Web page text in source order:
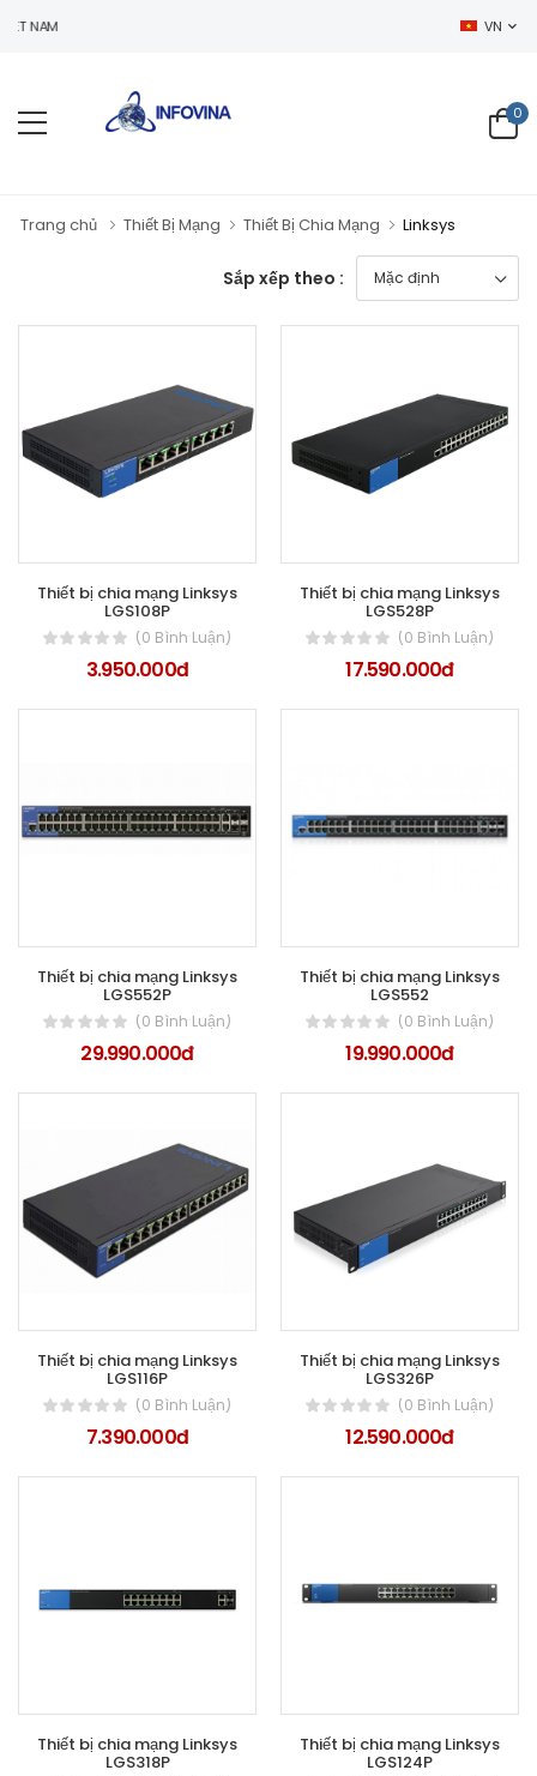
VN
0
Trang chủ Thiết Bị Mạng Thiết Bị Chia Mạng Linksys
Sắp xếp theo :
Thiết bị chia mạng Linksys
LGS108P
(0 Bình Luận)
3.950.000đ
Thiết bị chia mạng Linksys
LGS528P
(0 Bình Luận)
17.590.000đ
Thiết bị chia mạng Linksys
LGS552P
(0 Bình Luận)
29.990.000đ
Thiết bị chia mạng Linksys
LGS552
(0 Bình Luận)
19.990.000đ
Thiết bị chia mạng Linksys
LGS116P
(0 Bình Luận)
7.390.000đ
Thiết bị chia mạng Linksys
LGS326P
(0 Bình Luận)
12.590.000đ
Thiết bị chia mạng Linksys
LGS318P
Thiết bị chia mạng Linksys
LGS124P